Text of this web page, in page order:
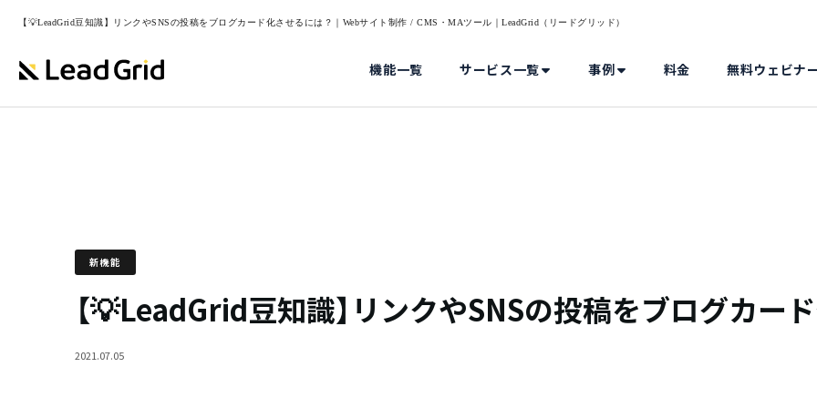
【💡LeadGrid豆知識】リンクやSNSの投稿をブログカード化させるには？｜Webサイト制作 / CMS・MAツール｜LeadGrid（リードグリッド）
機能一覧 サービス一覧 事例 料金 無料ウェビナ
新機能
【💡LeadGrid豆知識】リンクやSNSの投稿をブログカー
2021.07.05